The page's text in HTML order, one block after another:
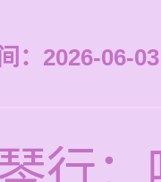
：2026-06-